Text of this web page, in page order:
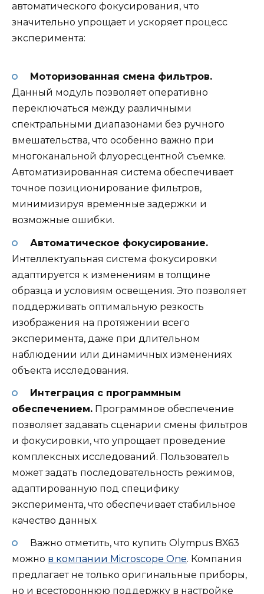
автоматического фокусирования, что
значительно упрощает и ускоряет процесс
эксперимента:
Моторизованная смена фильтров.
Данный модуль позволяет оперативно
переключаться между различными
спектральными диапазонами без ручного
вмешательства, что особенно важно при
многоканальной флуоресцентной съемке.
Автоматизированная система обеспечивает
точное позиционирование фильтров,
минимизируя временные задержки и
возможные ошибки.
Автоматическое фокусирование.
Интеллектуальная система фокусировки
адаптируется к изменениям в толщине
образца и условиям освещения. Это позволяет
поддерживать оптимальную резкость
изображения на протяжении всего
эксперимента, даже при длительном
наблюдении или динамичных изменениях
объекта исследования.
Интеграция с программным
обеспечением. Программное обеспечение
позволяет задавать сценарии смены фильтров
и фокусировки, что упрощает проведение
комплексных исследований. Пользователь
может задать последовательность режимов,
адаптированную под специфику
эксперимента, что обеспечивает стабильное
качество данных.
Важно отметить, что купить Olympus BX63
можно в компании Microscope One. Компания
предлагает не только оригинальные приборы,
но и всестороннюю поддержку в настройке